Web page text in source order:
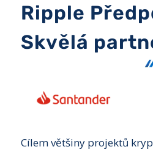
Ripple
Skvělá
Cílem většiny projektů